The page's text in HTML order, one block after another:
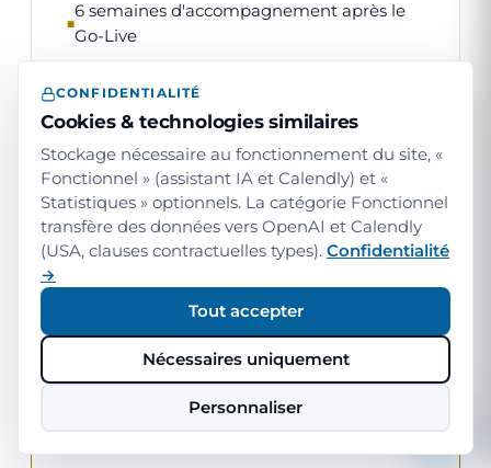
6 semaines d'accompagnement après le
Go-Live
RÉCURRENT · PAR UTILISATEUR
PRINCIPAL
Licence SaaS
HT · par utilisateur principal / mois
La licence récurrente pour
l'application SaaS arades. Important :
CONFIDENTIALITÉ
Cookies & technologies similaires
Stockage nécessaire au fonctionnement du site, «
Fonctionnel » (assistant IA et Calendly) et «
Statistiques » optionnels. La catégorie Fonctionnel
transfère des données vers OpenAI et Calendly
(USA, clauses contractuelles types). Confidentialité
→
Tout accepter
Nécessaires uniquement
Personnaliser